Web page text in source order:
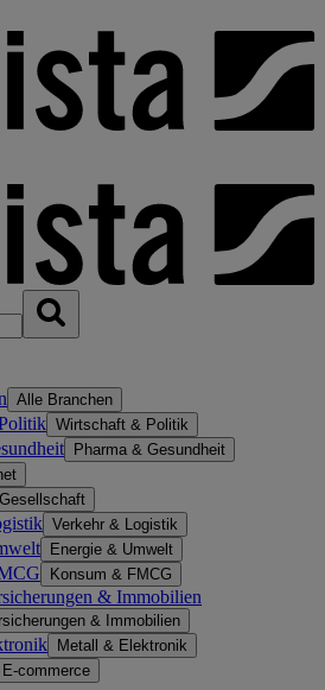
Alle Branchen
Wirtschaft & Politik
Pharma & Gesundheit
Gesellschaft
Verkehr & Logistik
Energie & Umwelt
Konsum & FMCG
& Immobilien
& Immobilien
Metall & Elektronik
E-commerce